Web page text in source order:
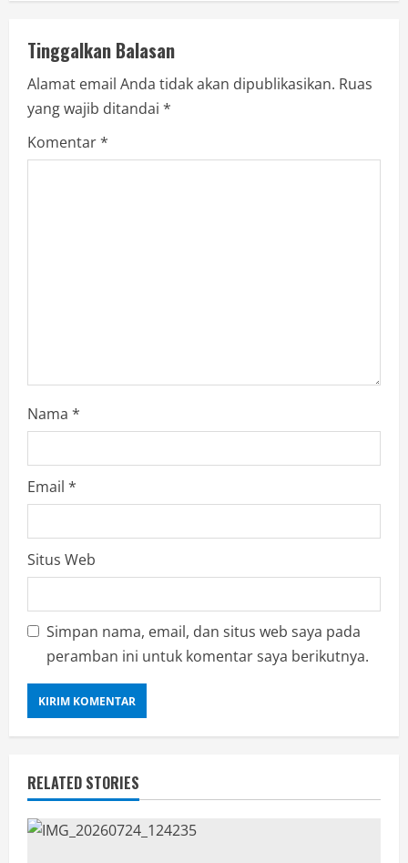
Tinggalkan Balasan
Alamat email Anda tidak akan dipublikasikan. Ruas
yang wajib ditandai *
Komentar*
Nama *
Email *
Situs Web
Simpan nama, email, dan situs web saya pada
peramban ini untuk komentar saya berikutnya.
RELATED STORIES